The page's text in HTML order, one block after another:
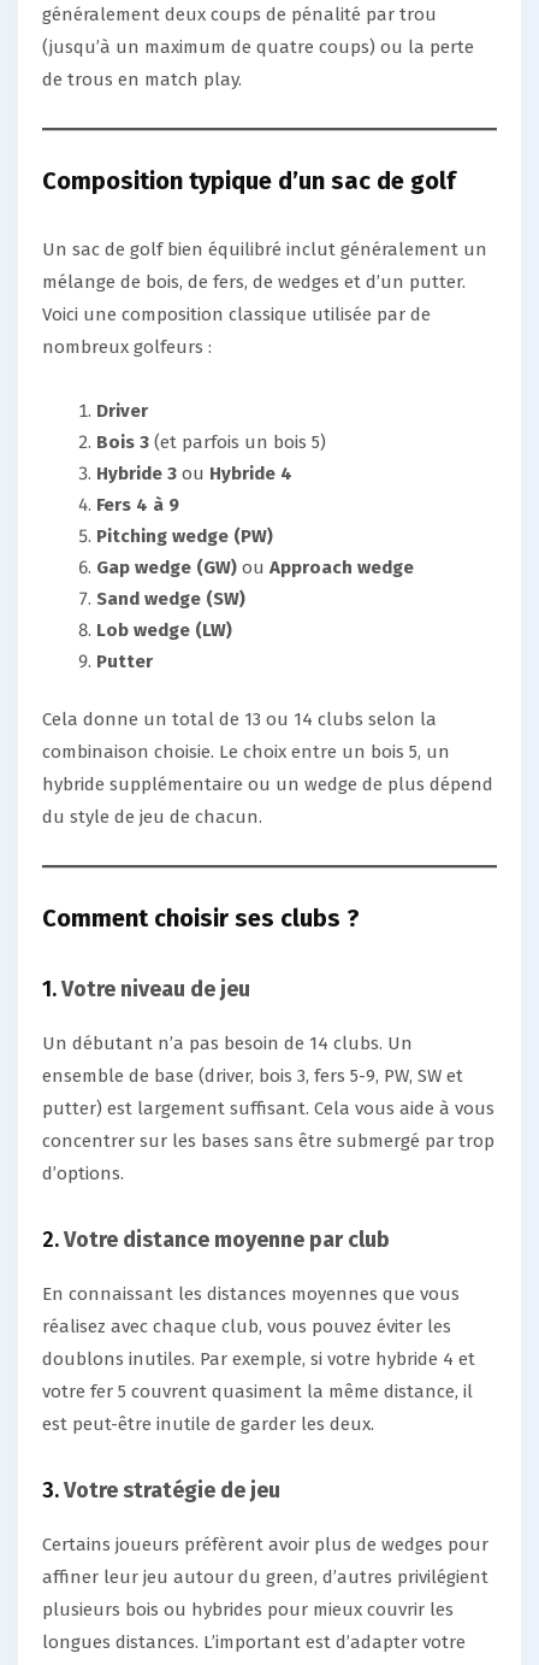
généralement deux coups de pénalité par trou
(jusqu’à un maximum de quatre coups) ou la perte
de trous en match play.
Composition typique d’un sac de golf
Un sac de golf bien équilibré inclut généralement un
mélange de bois, de fers, de wedges et d’un putter.
Voici une composition classique utilisée par de
nombreux golfeurs :
Driver
Bois 3 (et parfois un bois 5)
Hybride 3 ou Hybride 4
Fers 4 à 9
Pitching wedge (PW)
Gap wedge (GW) ou Approach wedge
Sand wedge (SW)
Lob wedge (LW)
Putter
Cela donne un total de 13 ou 14 clubs selon la
combinaison choisie. Le choix entre un bois 5, un
hybride supplémentaire ou un wedge de plus dépend
du style de jeu de chacun.
Comment choisir ses clubs ?
1.Votre niveau de jeu
Un débutant n’a pas besoin de 14 clubs. Un
ensemble de base (driver, bois 3, fers 5-9, PW, SW et
putter) est largement suffisant. Cela vous aide à vous
concentrer sur les bases sans être submergé par trop
d’options.
2.Votre distance moyenne par club
En connaissant les distances moyennes que vous
réalisez avec chaque club, vous pouvez éviter les
doublons inutiles. Par exemple, si votre hybride 4 et
votre fer 5 couvrent quasiment la même distance, il
est peut-être inutile de garder les deux.
3.Votre stratégie de jeu
Certains joueurs préfèrent avoir plus de wedges pour
affiner leur jeu autour du green, d’autres privilégient
plusieurs bois ou hybrides pour mieux couvrir les
longues distances. L’important est d’adapter votre